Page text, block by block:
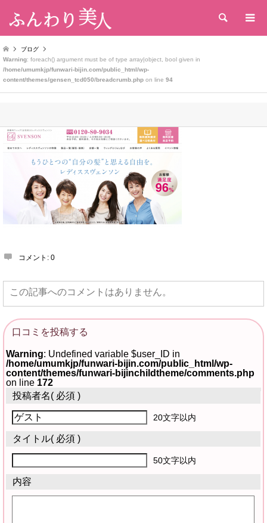
検索
ブログ
Warning: foreach() argument must be of type array|object, bool given in
/home/umumkjp/funwari-bijin.com/public_html/wp-
content/themes/gensen_tcd050/breadcrumb.php on line 94
コメント: 0
この記事へのコメントはありません。
口コミを投稿する
Warning : Undefined variable $user_ID in
/home/umumkjp/funwari-bijin.com/public_html/wp-
content/themes/funwari-bijinchildtheme/comments.php
on line 172
投稿者名( 必須 )
20文字以内
タイトル( 必須 )
50文字以内
内容